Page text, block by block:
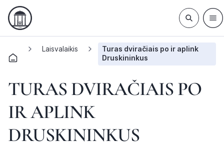
Laisvalaikis
Turas dviračiais po ir aplink
Druskininkus
TURAS DVIRAČIAIS PO
IR APLINK
DRUSKININKUS